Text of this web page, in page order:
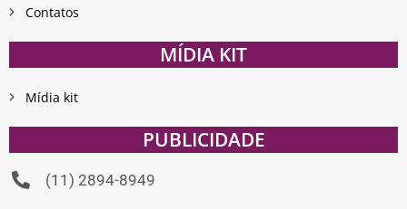
Contatos
MÍDIA KIT
Mídia kit
PUBLICIDADE
(11) 2894-8949